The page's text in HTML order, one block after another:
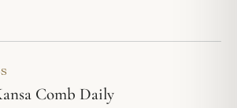
Comb Daily